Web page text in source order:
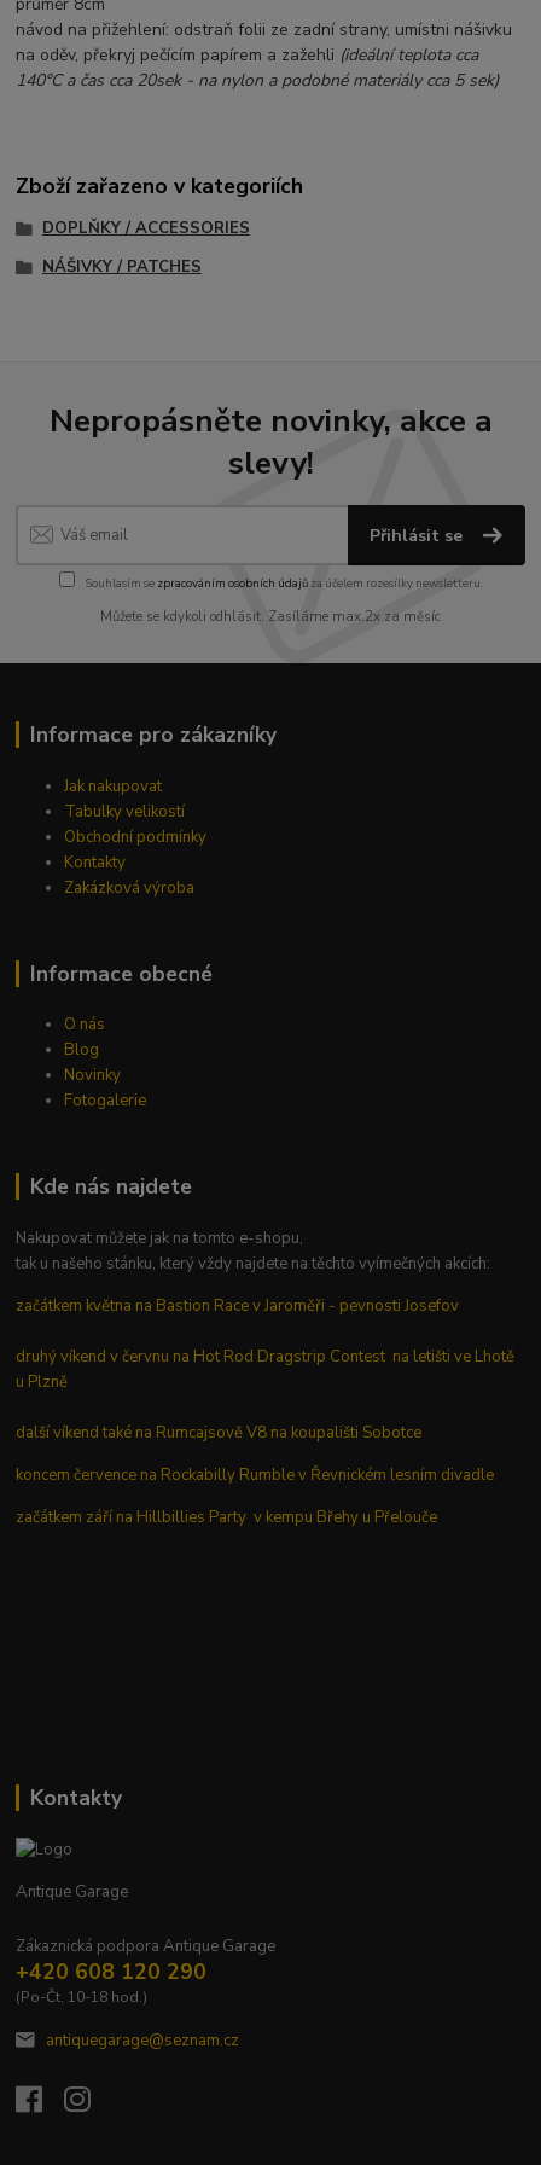
návod na přižehlení: odstraň folii ze zadní strany, umístni nášivku
na oděv, překryj pečícím papírem a zažehli (ideální teplota cca
140°C a čas cca 20sek - na nylon a podobné materiály cca 5 sek)
Zboží zařazeno v kategoriích
DOPLŇKY / ACCESSORIES
NÁŠIVKY / PATCHES
Nepropásněte novinky, akce a
slevy!
Přihlásit se
Souhlasím se zpracováním osobních údajůza účelem rozesílky newsletteru.
Můžete se kdykoli odhlásit. Zasíláme max.2x za měsíc
Informace pro zákazníky
Jak nakupovat
Tabulky velikostí
Obchodní podmínky
Kontakty
Zakázková výroba
Informace obecné
O nás
Blog
Novinky
Fotogalerie
Kde nás najdete
Nakupovat můžete jak na tomto e-shopu,
tak u našeho stánku, který vždy najdete na těchto vyímečných akcích:
začátkem května na Bastion Race v Jaroměři - pevnosti Josefov
druhý víkend v červnu na Hot Rod Dragstrip Contest na letišti ve Lhotě
u Plzně
další víkend také na Rumcajsově V8 na koupališti Sobotce
koncem července na Rockabilly Rumble v Řevnickém lesním divadle
začátkem září na Hillbillies Party v kempu Břehy u Přelouče
Kontakty
Antique Garage
Zákaznická podpora Antique Garage
+420 608 120 290
(Po-Čt, 10-18 hod.)
antiquegarage@seznam.cz